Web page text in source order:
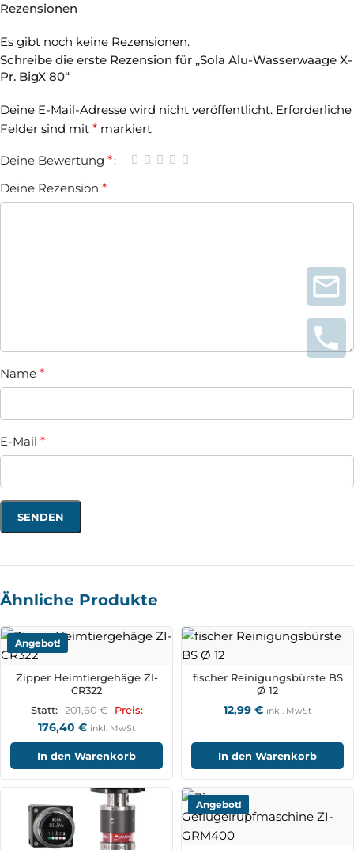
Rezensionen
Es gibt noch keine Rezensionen.
Schreibe die erste Rezension für „Sola Alu-Wasserwaage X-
Pr. BigX 80“
Deine E-Mail-Adresse wird nicht veröffentlicht. Erforderliche
Felder sind mit * markiert
Deine Bewertung *
Deine Rezension *
Name *
E-Mail *
Ähnliche Produkte
Angebot!
Zipper Heimtiergehäge ZI-
CR322
Statt: 201,60€ Preis:
176,40 € inkl. MwSt
In den Warenkorb
fischer Reinigungsbürste BS
Ø 12
12,99 € inkl. MwSt
In den Warenkorb
Angebot!